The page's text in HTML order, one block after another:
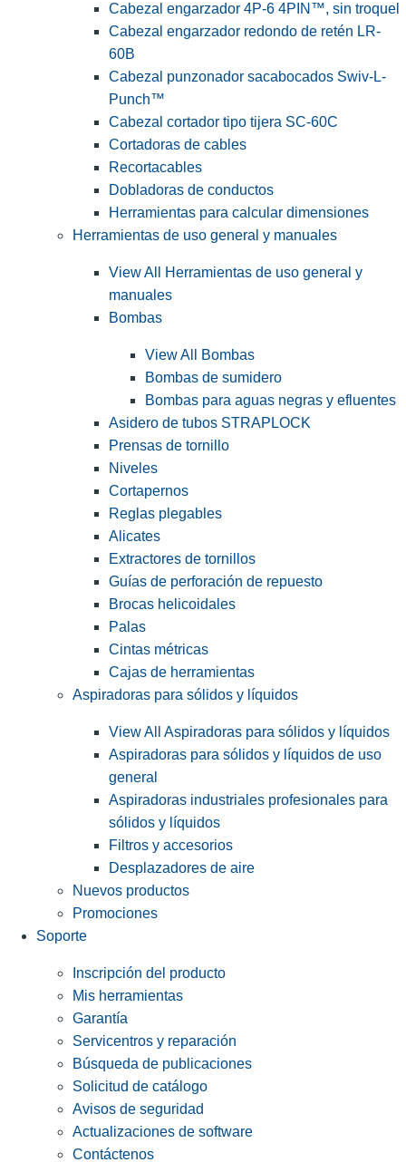
Cabezal engarzador 4P-6 4PIN™, sin troquel
Cabezal engarzador redondo de retén LR-
60B
Cabezal punzonador sacabocados Swiv-L-
Punch™
Cabezal cortador tipo tijera SC-60C
Cortadoras de cables
Recortacables
Dobladoras de conductos
Herramientas para calcular dimensiones
Herramientas de uso general y manuales
View All Herramientas de uso general y
manuales
Bombas
View All Bombas
Bombas de sumidero
Bombas para aguas negras y efluentes
Asidero de tubos STRAPLOCK
Prensas de tornillo
Niveles
Cortapernos
Reglas plegables
Alicates
Extractores de tornillos
Guías de perforación de repuesto
Brocas helicoidales
Palas
Cintas métricas
Cajas de herramientas
Aspiradoras para sólidos y líquidos
View All Aspiradoras para sólidos y líquidos
Aspiradoras para sólidos y líquidos de uso
general
Aspiradoras industriales profesionales para
sólidos y líquidos
Filtros y accesorios
Desplazadores de aire
Nuevos productos
Promociones
Soporte
Inscripción del producto
Mis herramientas
Garantía
Servicentros y reparación
Búsqueda de publicaciones
Solicitud de catálogo
Avisos de seguridad
Actualizaciones de software
Contáctenos